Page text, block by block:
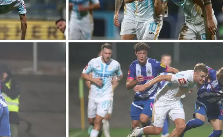
Pokretanje videa...